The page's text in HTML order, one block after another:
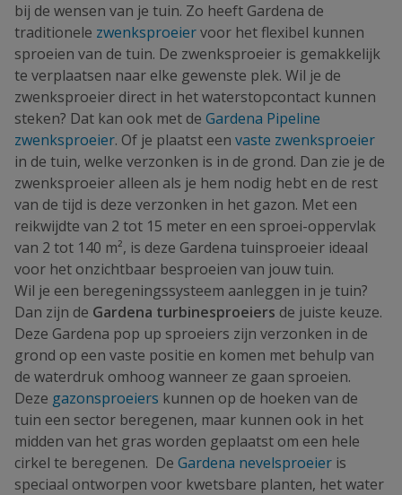
bij de wensen van je tuin. Zo heeft Gardena de
traditionele zwenksproeiervoor het flexibel kunnen
sproeien van de tuin. De zwenksproeier is gemakkelijk
te verplaatsen naar elke gewenste plek. Wil je de
zwenksproeier direct in het waterstopcontact kunnen
steken? Dat kan ook met de Gardena Pipeline
zwenksproeier. Of je plaatst een vaste zwenksproeier
in de tuin, welke verzonken is in de grond. Dan zie je de
zwenksproeier alleen als je hem nodig hebt en de rest
van de tijd is deze verzonken in het gazon. Met een
reikwijdte van 2 tot 15 meter en een sproei-oppervlak
van 2 tot 140 m², is deze Gardena tuinsproeier ideaal
voor het onzichtbaar besproeien van jouw tuin.
Wil je een beregeningssysteem aanleggen in je tuin?
Dan zijn de Gardena turbinesproeiers de juiste keuze.
Deze Gardena pop up sproeiers zijn verzonken in de
grond op een vaste positie en komen met behulp van
de waterdruk omhoog wanneer ze gaan sproeien.
Deze gazonsproeiers kunnen op de hoeken van de
tuin een sector beregenen, maar kunnen ook in het
midden van het gras worden geplaatst om een hele
cirkel te beregenen. De Gardena nevelsproeier is
speciaal ontworpen voor kwetsbare planten, het water